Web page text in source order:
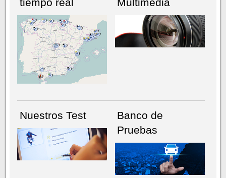
NÚMERO ACTUALHEMEROTECA
tiempo real
Multimedia
Nuestros Test
Banco de
Pruebas